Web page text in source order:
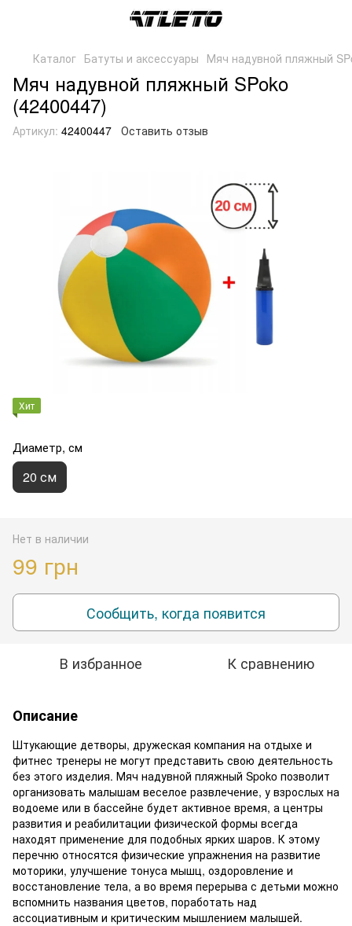
Каталог Батуты и аксессуары Мяч надувной пляжный
Мяч надувной пляжный SPoko
(42400447)
Артикул: 42400447 Оставить отзыв
Хит
Диаметр, см
20 см
Нет в наличии
99 грн
Сообщить, когда появится
В избранное К сравнению
Описание
Штукающие детворы, дружеская компания на отдыхе и
фитнес тренеры не могут представить свою деятельность
без этого изделия. Мяч надувной пляжный Spoko позволит
организовать малышам веселое развлечение, у взрослых на
водоеме или в бассейне будет активное время, а центры
развития и реабилитации физической формы всегда
находят применение для подобных ярких шаров. К этому
перечню относятся физические упражнения на развитие
моторики, улучшение тонуса мышц, оздоровление и
восстановление тела, а во время перерыва с детьми можно
вспомнить названия цветов, поработать над
ассоциативным и критическим мышлением малышей.